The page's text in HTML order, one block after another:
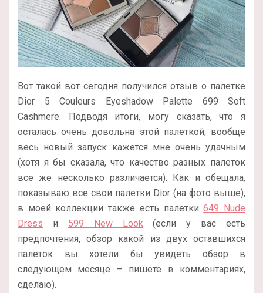
Вот такой вот сегодня получился отзыв о палетке
Dior 5 Couleurs Eyeshadow Palette 699 Soft
Cashmere. Подводя итоги, могу сказать, что я
осталась очень довольна этой палеткой, вообще
весь новый запуск кажется мне очень удачным
(хотя я бы сказала, что качество разных палеток
все же несколько различается). Как и обещала,
показываю все свои палетки Dior (на фото выше),
в моей коллекции также есть палетки649 Nude
Dress и 599 New Look(если у вас есть
предпочтения, обзор какой из двух оставшихся
палеток вы хотели бы увидеть обзор в
следующем месяце – пишете в комментариях,
сделаю).